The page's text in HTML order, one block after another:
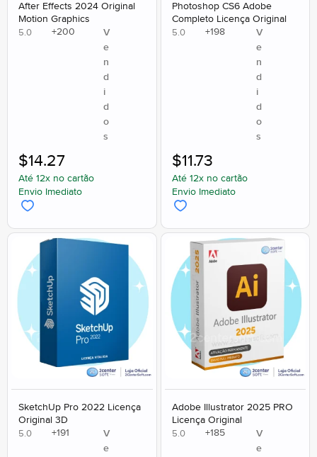
After Effects 2024 Original
Motion Graphics
5.0 +200
V
e
n
d
i
d
o
s
Até 12x no cartão
Envio Imediato
$14.27
Photoshop CS6 Adobe
Completo Licença Original
5.0 +198
V
e
n
d
i
d
o
s
Até 12x no cartão
Envio Imediato
$11.73
SketchUp Pro 2022 Licença
Original 3D
5.0 +191
V
e
Adobe Illustrator 2025 PRO
Licença Original
5.0 +185
V
e